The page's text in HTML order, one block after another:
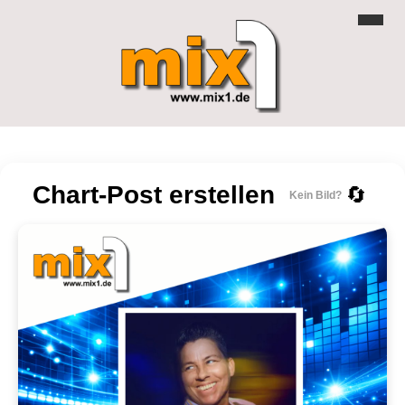
Chart-Post erstellen Kein Bild? 🔄